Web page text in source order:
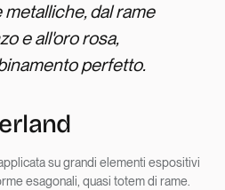
dal rame
e all'oro rosa,
perfetto.
su grandi elementi espositivi
esagonali, quasi totem di rame.